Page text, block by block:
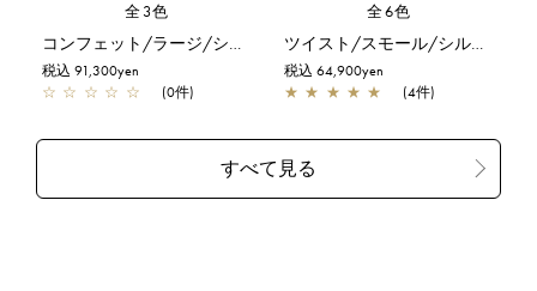
全3色
コンフェット/ラージ/シルバーゴールド
税込 91,300yen
☆ ☆ ☆ ☆ ☆ (0件)
全6色
ツイスト/スモール/シルバー
税込 64,900yen
★ ★ ★ ★ ★ (4件)